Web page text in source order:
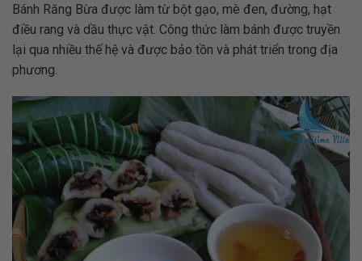
Bánh Răng Bừa được làm từ bột gạo, mè đen, đường, hạt
điều rang và dầu thực vật. Công thức làm bánh được truyền
lại qua nhiều thế hệ và được bảo tồn và phát triển trong địa
phương.